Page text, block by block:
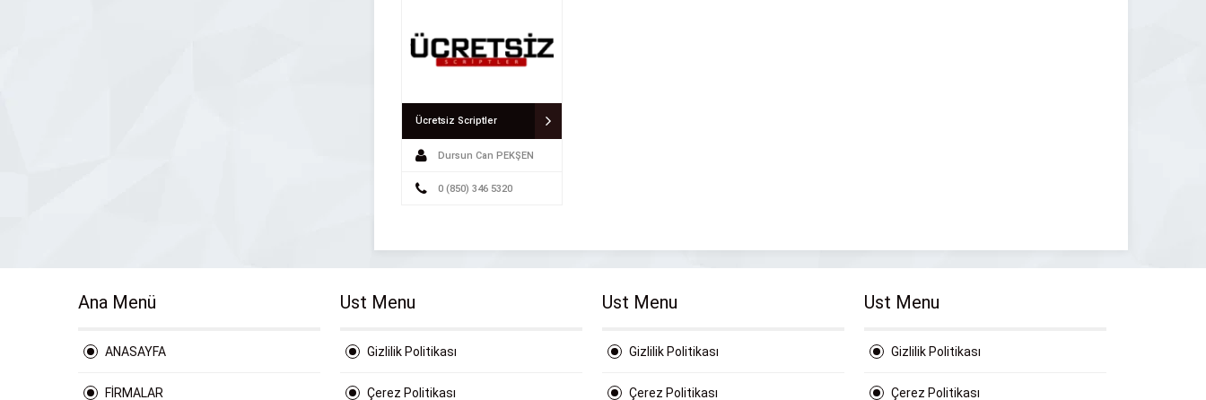
Ücretsiz Scriptler
Dursun Can PEKŞEN
0 (850) 346 5320
Ana Menü
ANASAYFA
FİRMALAR
Ust Menu
Gizlilik Politikası
Çerez Politikası
Ust Menu
Gizlilik Politikası
Çerez Politikası
Ust Menu
Gizlilik Politikası
Çerez Politikası